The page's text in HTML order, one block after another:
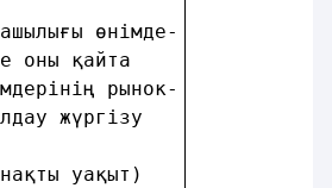
өнiмде-
оны қайта
рынок-
жүргiзу
уақыт)